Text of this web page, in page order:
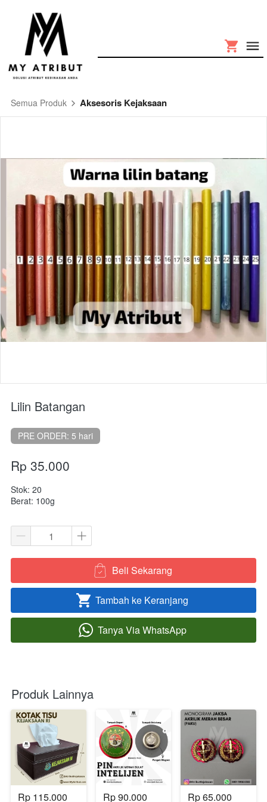
Semua Produk Aksesoris Kejaksaan
Lilin Batangan
PRE ORDER: 5 hari
Rp 35.000
Stok: 20
Berat: 100g
` Beli Sekarang
` Tambah ke Keranjang
` Tanya Via WhatsApp
Produk Lainnya
Rp 115.000 Rp 90.000 Rp 65.000